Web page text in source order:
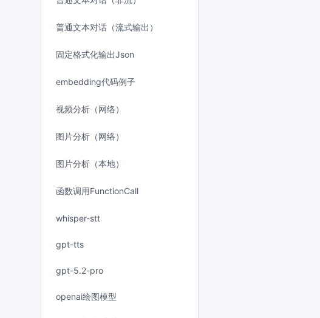
普通文本对话（流式输出）
固定格式化输出Json
embedding代码例子
视频分析（网络）
图片分析（网络）
图片分析（本地）
函数调用FunctionCall
whisper-stt
gpt-tts
gpt-5.2-pro
openai绘图模型